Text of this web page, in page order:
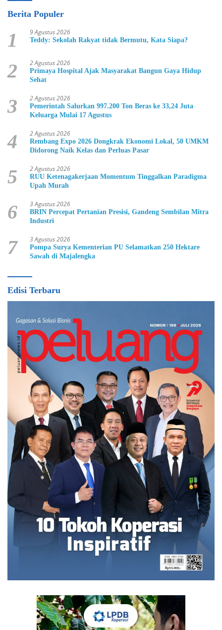
Berita Populer
1 9 Agustus 2026
Teddy: Sekolah Rakyat tidak Bermutu, Kata Siapa?
2 2 Agustus 2026
Primaya Hospital Ajak Masyarakat Bangun Gaya Hidup
Sehat
3 2 Agustus 2026
Pemerintah Salurkan 997.200 Ton Beras ke 33,24 Juta
Keluarga Mulai 17 Agustus
4 2 Agustus 2026
Rembang Expo 2026 Dongkrak Ekonomi Lokal, 50 UMKM
Didorong Naik Kelas dan Perluas Pasar
5 2 Agustus 2026
RUU Ketenagakerjaan Momentum Tinggalkan Paradigma
Upah Murah
6 3 Agustus 2026
BRIN Percepat Pertanian Presisi, Gandeng Sembilan Mitra
Industri
7 3 Agustus 2026
Pompa Surya Kementerian PU Selamatkan 250 Hektare
Sawah di Majalengka
Edisi Terbaru